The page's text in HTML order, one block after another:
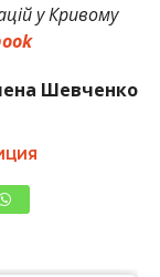
у Кривому
Шевченко